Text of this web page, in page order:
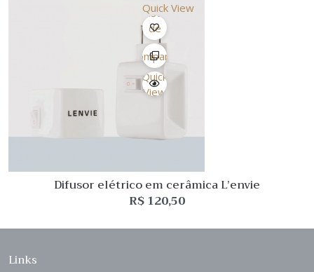
Quick View
Lista
de
Desejo
Comparar
Quick
View
Difusor elétrico em cerâmica L’envie
R$ 120,50
Links